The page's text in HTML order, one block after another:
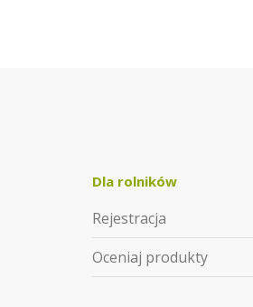
Dla rolników
Rejestracja
Oceniaj produkty